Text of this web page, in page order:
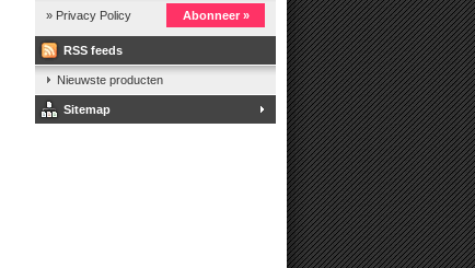
» Privacy Policy Abonneer »
RSS feeds
Nieuwste producten
Sitemap